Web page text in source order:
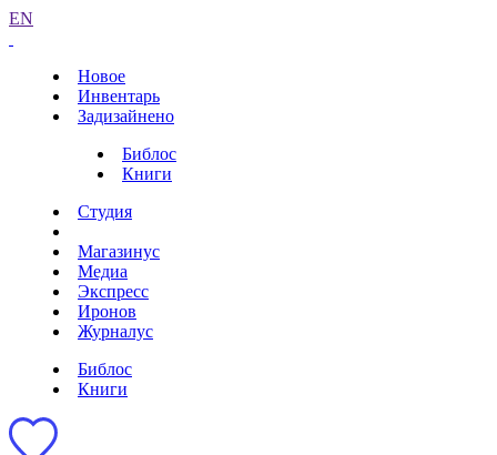
EN
Новое
Инвентарь
Задизайнено
Библос
Книги
Студия
Магазинус
Медиа
Экспресс
Иронов
Журналус
Библос
Книги